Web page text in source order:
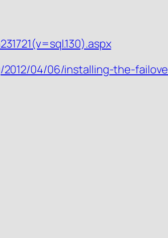
04/06/installing-the-